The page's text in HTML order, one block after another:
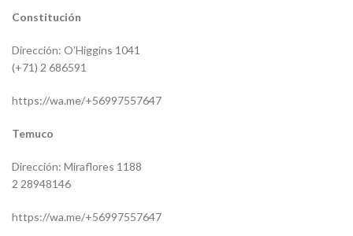
Constitución
Dirección: O’Higgins 1041
(+71) 2 686591
https://wa.me/+56997557647
Temuco
Dirección: Miraflores 1188
2 28948146
https://wa.me/+56997557647